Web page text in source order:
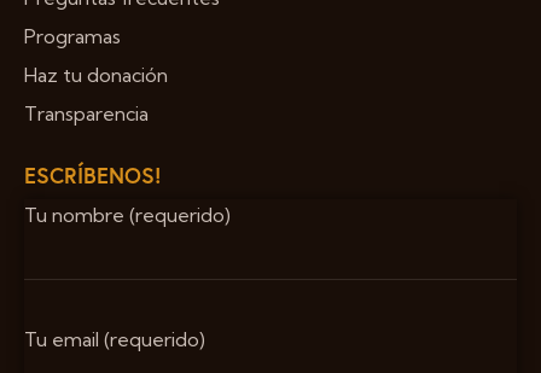
Programas
Haz tu donación
Transparencia
ESCRÍBENOS!
Tu nombre (requerido)
Tu email (requerido)